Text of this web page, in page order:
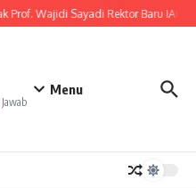
Prof. Wajidi Sayadi Rektor Baru IAIN
Menu